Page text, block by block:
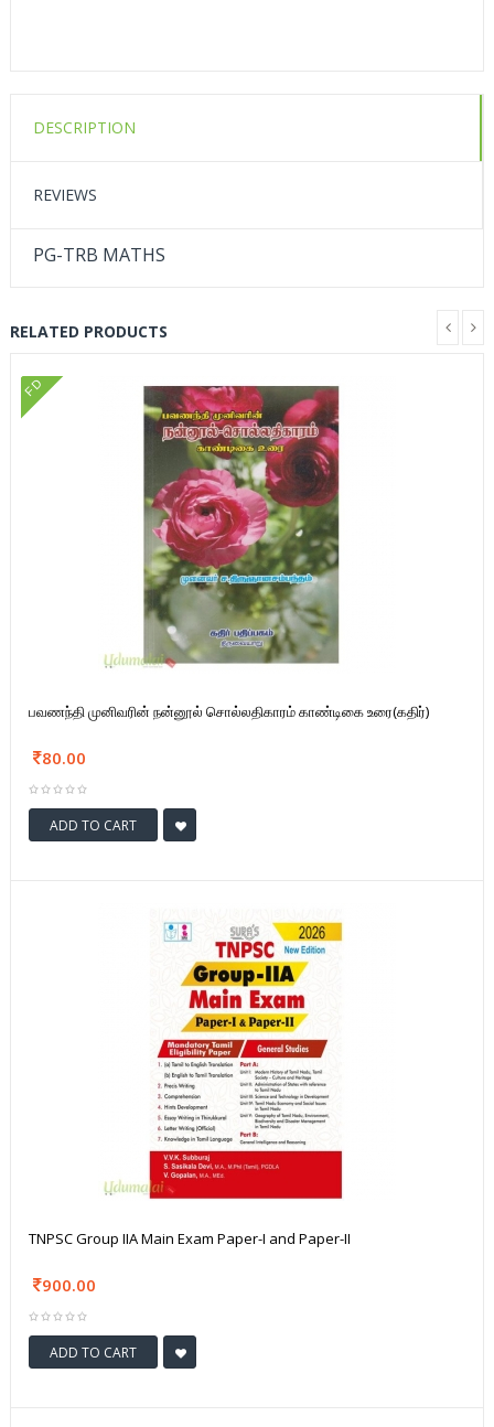
DESCRIPTION
REVIEWS
PG-TRB MATHS
RELATED PRODUCTS
FD
பவணந்தி முனிவரின் நன்னூல் சொல்லதிகாரம் காண்டிகை உரை(கதிர்)
80.00
ADD TO CART
TNPSC Group IIA Main Exam Paper-I and Paper-II
900.00
ADD TO CART